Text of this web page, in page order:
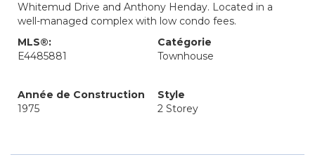
Whitemud Drive and Anthony Henday. Located in a
well-managed complex with low condo fees.
MLS®:
E4485881
Catégorie
Townhouse
Année de Construction
1975
Style
2 Storey